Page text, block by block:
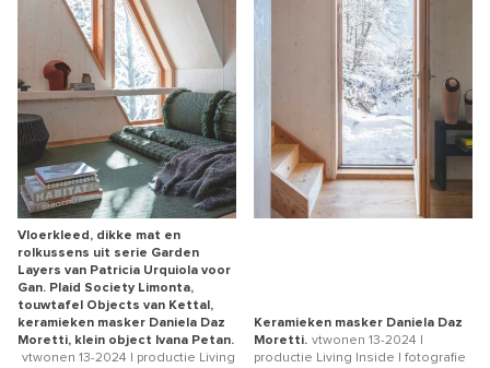
Vloerkleed, dikke mat en
rolkussens uit serie Garden
Layers van Patricia Urquiola voor
Gan. Plaid Society Limonta,
touwtafel Objects van Kettal,
keramieken masker Daniela Daz
Moretti, klein object Ivana Petan.
vtwonen 13-2024 | productie Living
Keramieken masker Daniela Daz
Moretti. vtwonen 13-2024 |
productie Living Inside | fotografie